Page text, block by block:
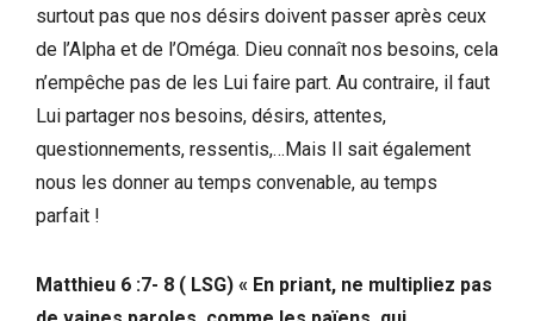
surtout pas que nos désirs doivent passer après ceux
de l’Alpha et de l’Oméga. Dieu connaît nos besoins, cela
n’empêche pas de les Lui faire part. Au contraire, il faut
Lui partager nos besoins, désirs, attentes,
questionnements, ressentis,…Mais Il sait également
nous les donner au temps convenable, au temps
parfait !
Matthieu 6 :7- 8 ( LSG) « En priant, ne multipliez pas